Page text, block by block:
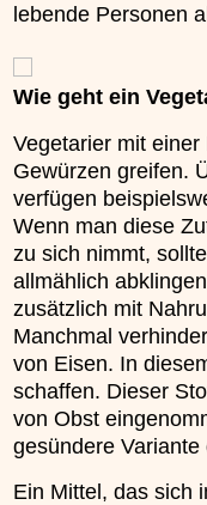
lebende Personen
Wie geht ein
Vegetarier mit
Gewürzen greifen.
verfügen
Wenn man diese
zu sich nimmt,
allmählich
zusätzlich mit
Manchmal
von Eisen. In
schaffen. Dieser
von Obst
gesündere Variante
Ein Mittel, das sich